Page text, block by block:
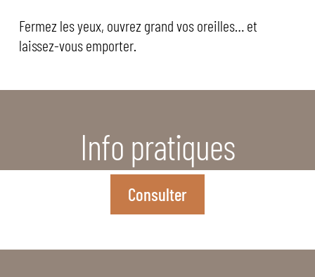
Fermez les yeux, ouvrez grand vos oreilles… et
laissez-vous emporter.
Info pratiques
Consulter